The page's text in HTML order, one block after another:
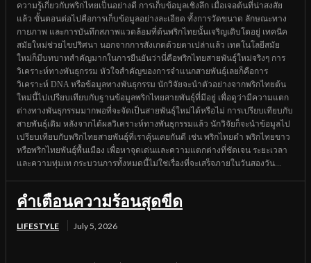
ความรู้เกี่ยวกับพริกไทยเป็นอย่างดี การเก็บข้อมูลเชิงลึก เมื่อเจอต้นที่น่าสงสัย
แล้ว ขั้นตอนต่อไปคือการเก็บข้อมูลอย่างละเอียด ทั้งการวัดขนาด ลักษณะทาง
กายภาพ และการบันทึกสภาพแวดล้อมที่ต้นพริกไทยนั้นเจริญเติบโตอยู่ เทคนิค
สมัยใหม่ช่วยไขปริศนา นอกจากการสังเกตด้วยตาเปล่าแล้ว เทคโนโลยีสมัย
ใหม่ก็มีบทบาทสำคัญมากในการยืนยันว่านี่คือพริกไทยสายพันธุ์ใหม่จริงๆ การ
วิเคราะห์ทางพันธุกรรม หัวใจสำคัญของการจำแนกสายพันธุ์เลยก็คือการ
วิเคราะห์ DNA หรือข้อมูลทางพันธุกรรม นักวิจัยจะนำตัวอย่างจากพริกไทยต้น
ใหม่นี้ไปเปรียบเทียบกับฐานข้อมูลพริกไทยสายพันธุ์ที่มีอยู่ เพื่อดูว่ามีความแตก
ต่างทางพันธุกรรมมากพอที่จะจัดเป็นสายพันธุ์ใหม่ได้หรือไม่ การเปรียบเทียบกับ
สายพันธุ์เดิม หลังจากได้ผลวิเคราะห์ทางพันธุกรรมแล้ว นักวิจัยก็จะนำข้อมูลไป
เปรียบเทียบกับพริกไทยสายพันธุ์ที่เราคุ้นเคยกันดี เช่น พริกไทยดำ พริกไทยขาว
หรือพริกไทยพันธุ์พื้นเมือง เพื่อหาจุดเด่นและความแตกต่างที่ชัดเจน ระยะเวลา
และความทุ่มเท กระบวนการทั้งหมดนี้ไม่ใช่เรื่องที่จะเสร็จภายในวันสองวัน...
คำเตือนความร้อนสุดขีด
LIFESTYLE July 5, 2026